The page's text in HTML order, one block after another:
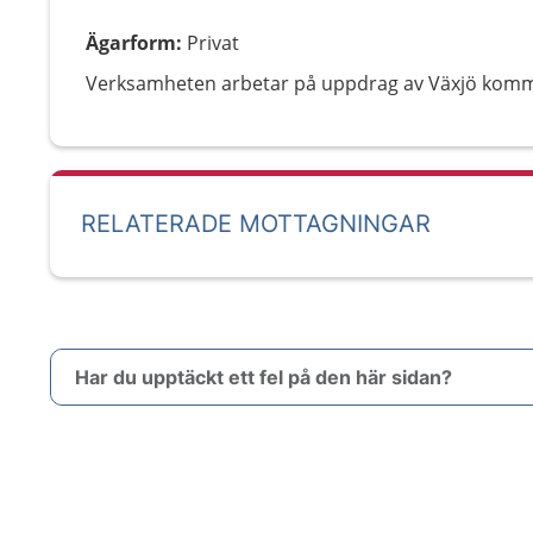
Ägarform: Privat
Verksamheten arbetar på uppdrag av Växjö
RELATERADE MOTTAGNINGAR
Har du upptäckt ett fel på den här sidan?